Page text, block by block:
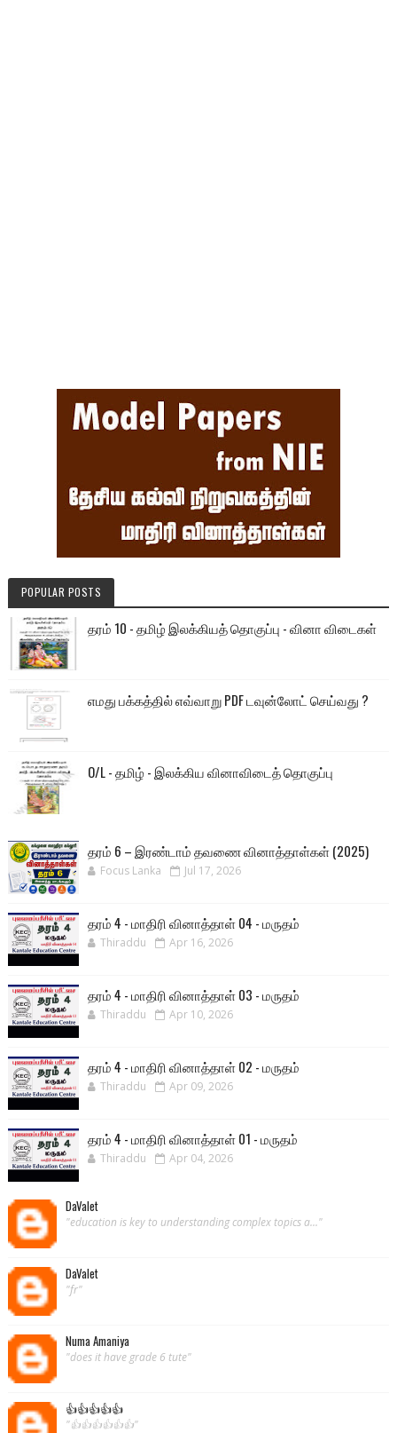
POPULAR POSTS
தரம் 10 - தமிழ் இலக்கியத் தொகுப்பு - வினா விடைகள்
எமது பக்கத்தில் எவ்வாறு PDF டவுன்லோட் செய்வது ?
O/L - தமிழ் - இலக்கிய வினாவிடைத் தொகுப்பு
தரம் 6 – இரண்டாம் தவணை வினாத்தாள்கள் (2025)
Focus Lanka Jul 17, 2026
தரம் 4 - மாதிரி வினாத்தாள் 04 - மருதம்
Thiraddu Apr 16, 2026
தரம் 4 - மாதிரி வினாத்தாள் 03 - மருதம்
Thiraddu Apr 10, 2026
தரம் 4 - மாதிரி வினாத்தாள் 02 - மருதம்
Thiraddu Apr 09, 2026
தரம் 4 - மாதிரி வினாத்தாள் 01 - மருதம்
Thiraddu Apr 04, 2026
DaValet
"education is key to understanding complex topics a..."
DaValet
"fr"
Numa Amaniya
"does it have grade 6 tute"
👍👍👍👍👍
"👍👍👍👍👍👍"